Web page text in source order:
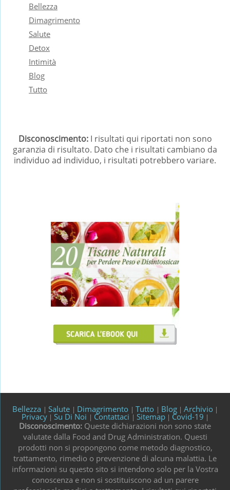
Bellezza
Dimagrimento
Salute
Detox
Intimità
Blog
Tutto
Disconoscimento:I risultati qui riportati non sono
garanzia di risultato. Dato che i risultati cambiano da
individuo ad individuo, i risultati potrebbero variare.
Bellezza | Salute | Dimagrimento | Tutto | Blog| Archivio|
Privacy| Su Di Noi | Contattaci | Sitemap| Covid-19 |
Disconoscimento: Queste dichiarazioni non sono state
valutate dalla Food and Drug Administration. Questi
prodotti non si propongono come metodo diagnostico,
trattamento, rimedio o prevenzione di alcuna malattia. Le
informazioni su questo sito si intendono solo per la Vostra
conoscenza e non si sostituiscono ad un parere